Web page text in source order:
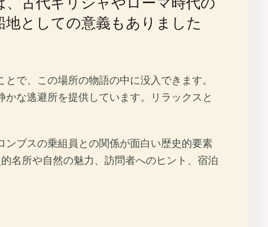
としての意義もありました
で、この場所の物語の中に没入できます。
な逃避所を提供しています。リラックスと
ブスの乗組員との関係が面白い歴史的要素
名所や自然の魅力、訪問者へのヒント、宿泊